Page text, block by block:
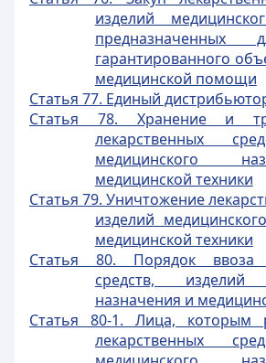
изделий
предназначенных
гарантированного
медицинской помощи
Статья 77. Единый
Статья 78. Хранение и
лекарственных
медицинского
медицинской техники
Статья 79. Уничтожение
изделий
медицинской техники
Статья 80. Порядок ввоза
средств, изделий
назначения и
Статья 80-1. Лица, которым
лекарственных